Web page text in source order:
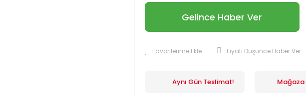
Gelince Haber Ver
Fiyatı Düşünce Haber Ver
Aynı Gün Teslimat! Mağaza